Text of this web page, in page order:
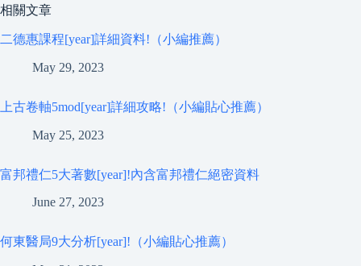
相關文章
二德惠課程[year]詳細資料!（小編推薦）
May 29, 2023
上古卷軸5mod[year]詳細攻略!（小編貼心推薦）
May 25, 2023
富邦禮仁5大著數[year]!內含富邦禮仁絕密資料
June 27, 2023
何東醫局9大分析[year]!（小編貼心推薦）